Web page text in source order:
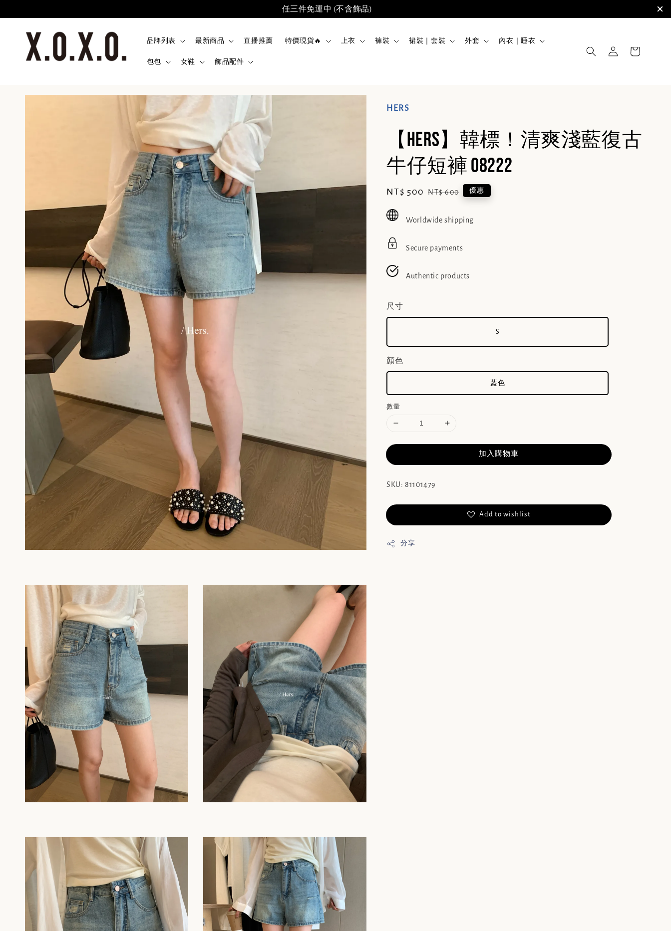
任三件免運中 (不含飾品)
品牌列表 最新商品 直播推薦 特價現貨🔥 上衣 褲裝 裙裝｜套裝 外套 內衣｜睡衣
包包 女鞋 飾品配件
HERS
【Hers】韓標！清爽淺藍復古
牛仔短褲 08222
Sale
NT$ 500 Regular
NT$ 600 優惠
Worldwide shipping
Secure payments
Authentic products
尺寸
S
顏色
藍色
數量
加入購物車
SKU: 81101479
Add to wishlist
分享